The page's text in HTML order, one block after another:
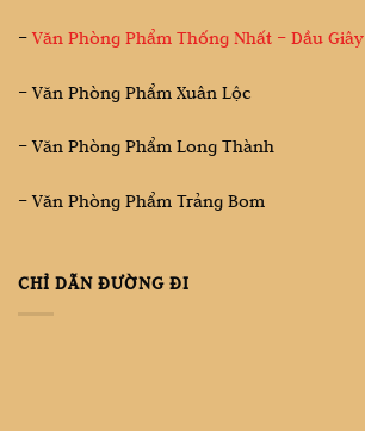
–Văn Phòng Phẩm Thống Nhất – Dầu Giây
– Văn Phòng Phẩm Xuân Lộc
– Văn Phòng Phẩm Long Thành
– Văn Phòng Phẩm Trảng Bom
CHỈ DẪN ĐƯỜNG ĐI